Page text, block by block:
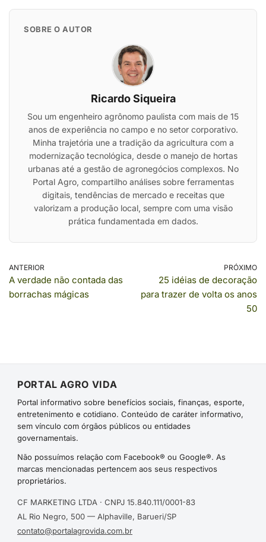
SOBRE O AUTOR
Ricardo Siqueira
Sou um engenheiro agrônomo paulista com mais de 15
anos de experiência no campo e no setor corporativo.
Minha trajetória une a tradição da agricultura com a
modernização tecnológica, desde o manejo de hortas
urbanas até a gestão de agronegócios complexos. No
Portal Agro, compartilho análises sobre ferramentas
digitais, tendências de mercado e receitas que
valorizam a produção local, sempre com uma visão
prática fundamentada em dados.
ANTERIOR
A verdade não contada das
borrachas mágicas
PRÓXIMO
25 idéias de decoração
para trazer de volta os anos
50
PORTAL AGRO VIDA
Portal informativo sobre benefícios sociais, finanças, esporte,
entretenimento e cotidiano. Conteúdo de caráter informativo,
sem vínculo com órgãos públicos ou entidades
governamentais.
Não possuímos relação com Facebook® ou Google®. As
marcas mencionadas pertencem aos seus respectivos
proprietários.
CF MARKETING LTDA · CNPJ 15.840.111/0001-83
AL Rio Negro, 500 — Alphaville, Barueri/SP
contato@portalagrovida.com.br